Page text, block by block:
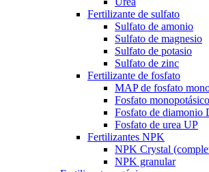
Fertilizante de sulfato
Sulfato de amonio
Sulfato de magnesio
Sulfato de potasio
Sulfato de zinc
Fertilizante de fosfato
MAP de fosfato
Fosfato
Fosfato de diamonio
Fosfato de urea UP
Fertilizantes NPK
NPK Crystal
NPK granular